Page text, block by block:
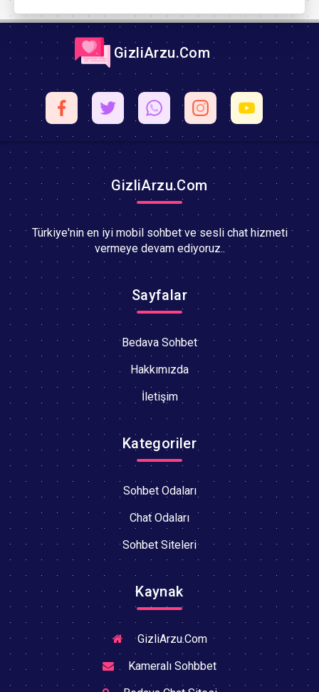
GizliArzu.Com
GizliArzu.Com
Türkiye'nin en iyi mobil sohbet ve sesli chat hizmeti
vermeye devam ediyoruz..
Sayfalar
Bedava Sohbet
Hakkımızda
İletişim
Kategoriler
Sohbet Odaları
Chat Odaları
Sohbet Siteleri
Kaynak
GizliArzu.Com
Kameralı Sohbbet